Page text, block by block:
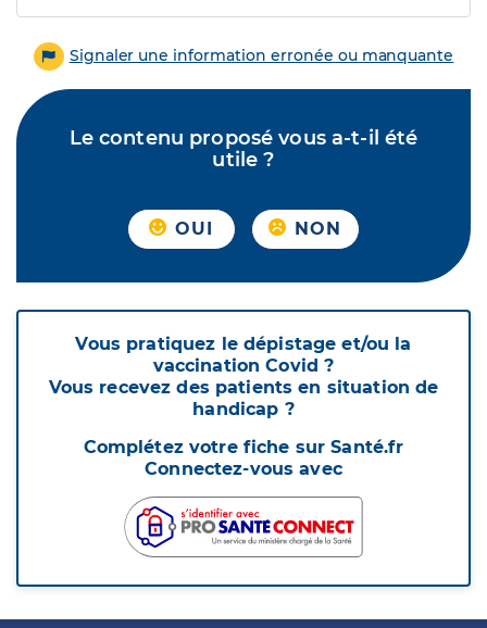
Signaler une information erronée ou manquante
Le contenu proposé vous a-t-il été
utile ?
OUI NON
Vous pratiquez le dépistage et/ou la
vaccination Covid ?
Vous recevez des patients en situation de
handicap ?
Complétez votre fiche sur Santé.fr
Connectez-vous avec